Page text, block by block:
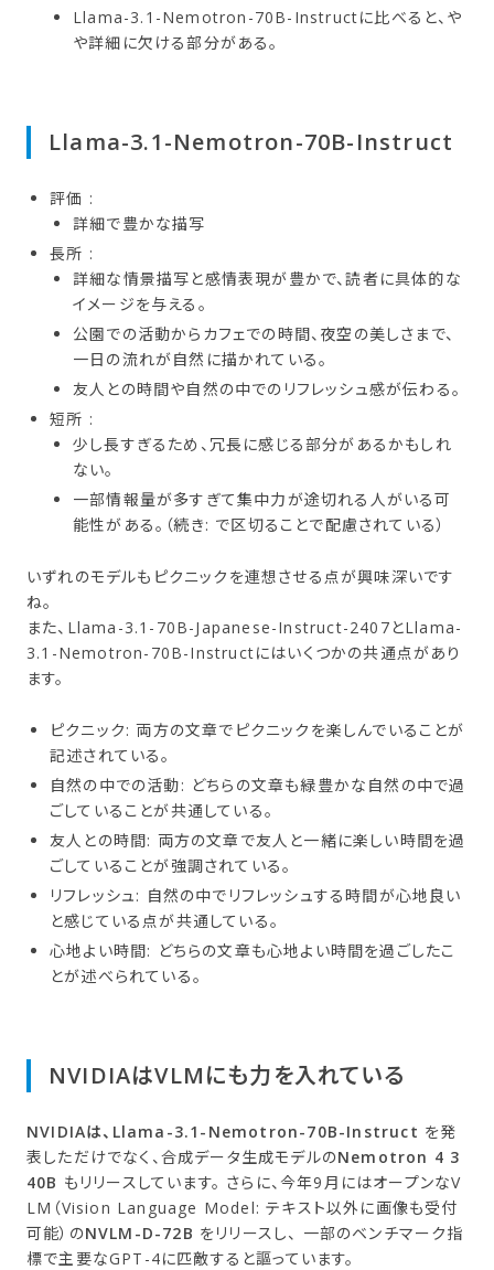
Llama-3.1-Nemotron-70B-Instructに比べると、や
や詳細に欠ける部分がある。
Llama-3.1-Nemotron-70B-Instruct
評価 :
詳細で豊かな描写
長所 :
詳細な情景描写と感情表現が豊かで、読者に具体的な
イメージを与える。
公園での活動からカフェでの時間、夜空の美しさまで、
一日の流れが自然に描かれている。
友人との時間や自然の中でのリフレッシュ感が伝わる。
短所 :
少し長すぎるため、冗長に感じる部分があるかもしれ
ない。
一部情報量が多すぎて集中力が途切れる人がいる可
能性がある。（続き: で区切ることで配慮されている）
いずれのモデルもピクニックを連想させる点が興味深いです
ね。
また、Llama-3.1-70B-Japanese-Instruct-2407とLlama-
3.1-Nemotron-70B-Instructにはいくつかの共通点があり
ます。
ピクニック: 両方の文章でピクニックを楽しんでいることが
記述されている。
自然の中での活動: どちらの文章も緑豊かな自然の中で過
ごしていることが共通している。
友人との時間: 両方の文章で友人と一緒に楽しい時間を過
ごしていることが強調されている。
リフレッシュ: 自然の中でリフレッシュする時間が心地良い
と感じている点が共通している。
心地よい時間: どちらの文章も心地よい時間を過ごしたこ
とが述べられている。
NVIDIAは​VLMにも​力を​入れている
NVIDIAは、Llama-3.1-Nemotron-70B-Instruct を発
表しただけでなく、合成データ生成モデルのNemotron 4 3
40B もリリースしています。 さらに、今年9月にはオープンなV
LM（Vision Language Model: テキスト以外に画像も受付
可能）のNVLM-D-72B をリリースし、 一部のベンチマーク指
標で主要なGPT-4に匹敵すると謳っています。